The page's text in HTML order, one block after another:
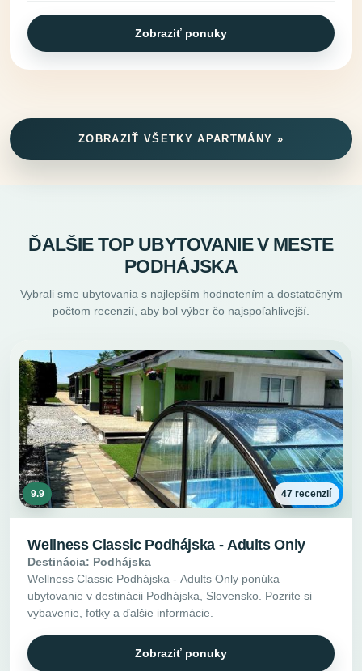
Zobraziť ponuky
ZOBRAZIŤ VŠETKY APARTMÁNY »
ĎALŠIE TOP UBYTOVANIE V MESTE
PODHÁJSKA
Vybrali sme ubytovania s najlepším hodnotením a dostatočným
počtom recenzií, aby bol výber čo najspoľahlivejší.
9.9 47 recenzií
Wellness Classic Podhájska - Adults Only
Destinácia: Podhájska
Wellness Classic Podhájska - Adults Only ponúka
ubytovanie v destinácii Podhájska, Slovensko. Pozrite si
vybavenie, fotky a ďalšie informácie.
Zobraziť ponuky